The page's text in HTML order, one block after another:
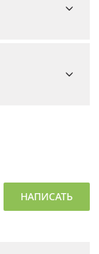
НАПИСАТЬ